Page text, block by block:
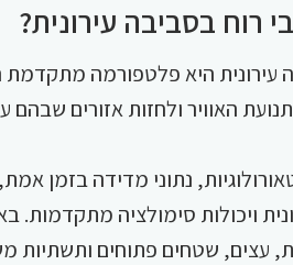
רוח בסביבה עירונית?
עירונית היא פלטפורמה
האוויר ולחזות אזורים שבהם
נתוני מדידה בזמן
ויכולות סימולציה מתקדמות.
עצים, שטחים פתוחים ותשתיות